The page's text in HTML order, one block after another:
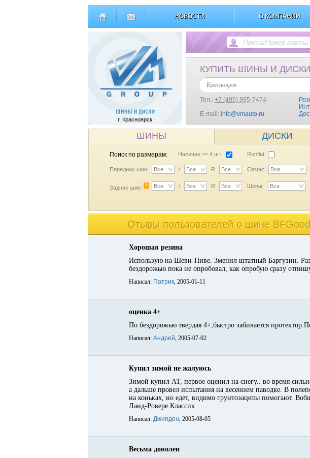
НОВОСТИ О КОМПАНИИ
г. Красноярск
КУПИТЬ ШИНЫ И ДИСКИ
Красноярск
Тел.: +7 (495) 995-7474
E-mail: info@vmauto.ru
ШИНЫ ДИСКИ
Поиск по размерам: Наличие >= 4 шт.: Runflat:
Передних шин: Все / Все R Все Сезон: Все
Задних шин: ? Все / Все R Все Шипы: Все
Отывы пользователей o шине
Хорошая резина
Использую на Шеви-Ниве. Зменил штатный Баргузин.
бездорожью пока не опробовал, как опробую сразу
Написал: Патрик, 2005-01-11
оценка 4+
По бездорожью твердая 4+,быстро забивается
Написал: Андрей, 2005-07-02
Купил зимой не жалуюсь
Зимой купил АТ, первое оценил на снегу.. во время
а дальше провел испытания на весеннем паводке. В
на коньках, но едет, видимо грунтозацепы помогают.
Ланд-Ровере Классик
Написал: Джипден, 2005-08-05
Весьма доволен